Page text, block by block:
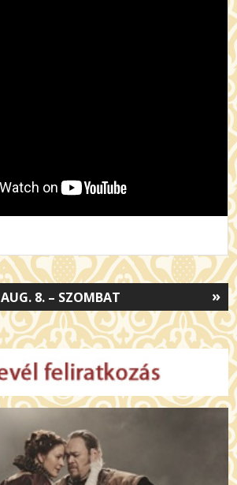
»
AUG. 8. – SZOMBAT